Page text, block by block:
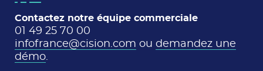
Contactez notre équipe commerciale
01 49 25 70 00
infofrance@cision.com ou demandez une
démo